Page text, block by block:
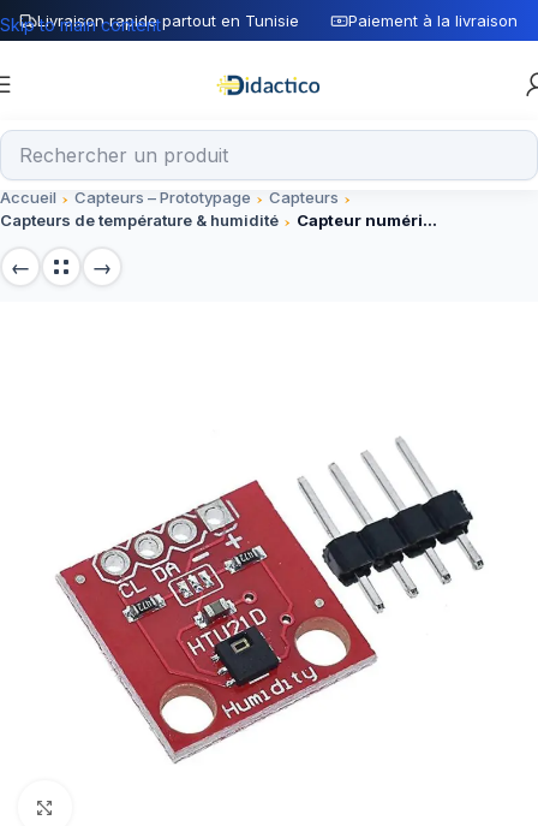
Livraison rapide partout en Tunisie Paiement à la livraison
Skip to main content
Accueil Capteurs – Prototypage
Capteurs
Capteurs de température & humidité
Capteur numérique d’humidité et de température HTU21D